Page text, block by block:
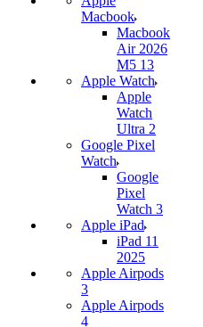
Macbook
Macbook
Air 2026
M5 13
Apple Watch
Apple
Watch
Ultra 2
Google Pixel
Watch
Google
Pixel
Watch 3
Apple iPad
iPad 11
2025
Apple Airpods
3
Apple Airpods
4